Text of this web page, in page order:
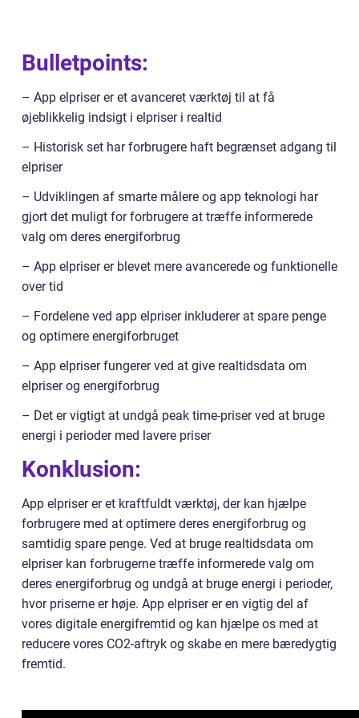
Bulletpoints:
– App elpriser er et avanceret værktøj til at få
øjeblikkelig indsigt i elpriser i realtid
– Historisk set har forbrugere haft begrænset adgang til
elpriser
– Udviklingen af smarte målere og app teknologi har
gjort det muligt for forbrugere at træffe informerede
valg om deres energiforbrug
– App elpriser er blevet mere avancerede og funktionelle
over tid
– Fordelene ved app elpriser inkluderer at spare penge
og optimere energiforbruget
– App elpriser fungerer ved at give realtidsdata om
elpriser og energiforbrug
– Det er vigtigt at undgå peak time-priser ved at bruge
energi i perioder med lavere priser
Konklusion:
App elpriser er et kraftfuldt værktøj, der kan hjælpe
forbrugere med at optimere deres energiforbrug og
samtidig spare penge. Ved at bruge realtidsdata om
elpriser kan forbrugerne træffe informerede valg om
deres energiforbrug og undgå at bruge energi i perioder,
hvor priserne er høje. App elpriser er en vigtig del af
vores digitale energifremtid og kan hjælpe os med at
reducere vores CO2-aftryk og skabe en mere bæredygtig
fremtid.